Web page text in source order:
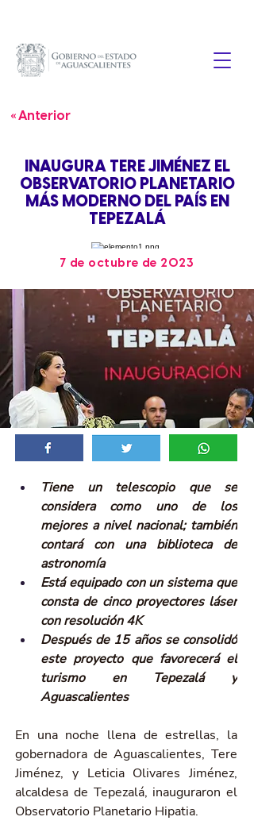
« Anterior
INAUGURA TERE JIMÉNEZ EL
OBSERVATORIO PLANETARIO
MÁS MODERNO DEL PAÍS EN
TEPEZALÁ
7 de octubre de 2023
Tiene un telescopio que se
considera como uno de los
mejores a nivel nacional; también
contará con una biblioteca de
astronomía
Está equipado con un sistema que
consta de cinco proyectores láser
con resolución 4K
Después de 15 años se consolidó
este proyecto que favorecerá el
turismo en Tepezalá y
Aguascalientes
En una noche llena de estrellas, la
gobernadora de Aguascalientes, Tere
Jiménez, y Leticia Olivares Jiménez,
alcaldesa de Tepezalá, inauguraron el
Observatorio Planetario Hipatia.